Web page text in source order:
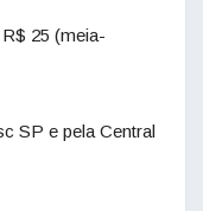
25 (meia-
SP e pela Central